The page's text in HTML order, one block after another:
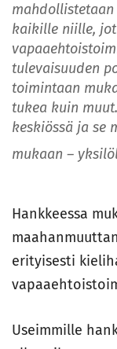
kaikille niille,
tulevaisuuden
toimintaan
tukea kuin
keskiössä ja se
mukaan –
Hankkeessa
erityisesti
Useimmille